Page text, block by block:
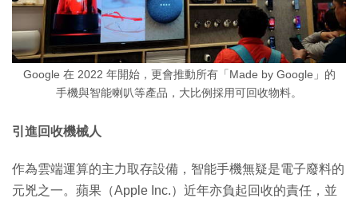
Google 在 2022 年開始，更會推動所有「Made by Google」的
手機與智能喇叭等產品，大比例採用可回收物料。
引進回收機械人
作為雲端運算的主力取存設備，智能手機無疑是電子廢料的
元兇之一。蘋果（Apple Inc.）近年亦負起回收的責任，並